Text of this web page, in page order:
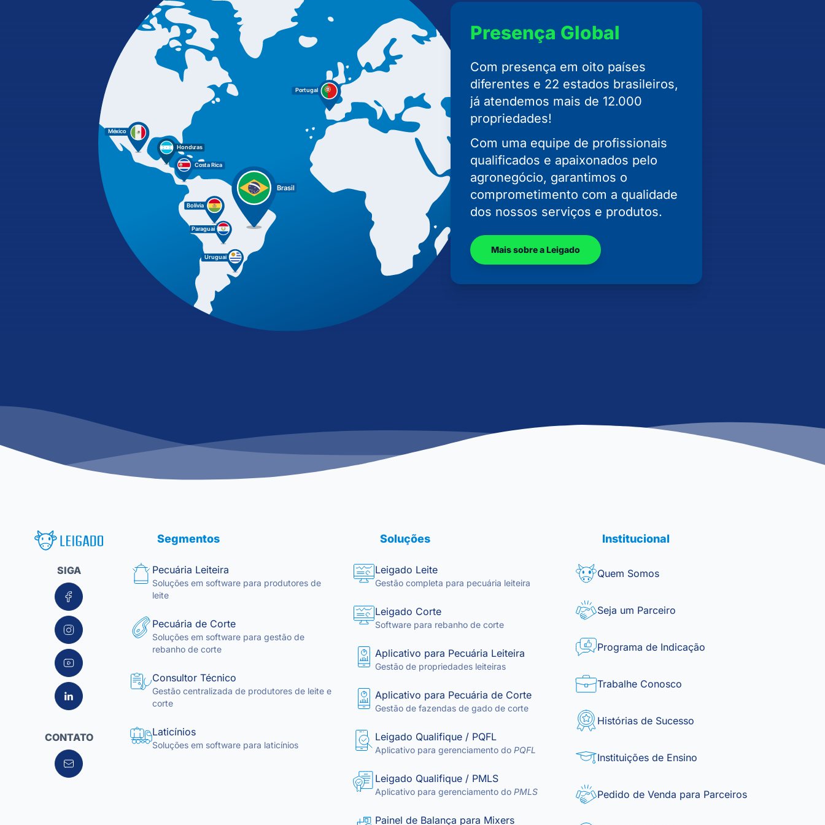
Presença Global
Com presença em oito países
diferentes e 22 estados brasileiros,
já atendemos mais de 12.000
propriedades!
Com uma equipe de profissionais
qualificados e apaixonados pelo
agronegócio, garantimos o
comprometimento com a qualidade
dos nossos serviços e produtos.
Mais sobre a Leigado
Leigado Tecnologia para Pecuária
SIGA
CONTATO
Segmentos
Pecuária Leiteira
Soluções em software para produtores de
leite
Pecuária de Corte
Soluções em software para gestão de
rebanho de corte
Consultor Técnico
Gestão centralizada de produtores de leite e
corte
Laticínios
Soluções em software para laticínios
Soluções
Leigado Leite
Gestão completa para pecuária leiteira
Leigado Corte
Software para rebanho de corte
Aplicativo para Pecuária Leiteira
Gestão de propriedades leiteiras
Aplicativo para Pecuária de Corte
Gestão de fazendas de gado de corte
Leigado Qualifique / PQFL
Aplicativo para gerenciamento do PQFL
Leigado Qualifique / PMLS
Aplicativo para gerenciamento do PMLS
Painel de Balança para Mixers
Institucional
Quem Somos
Seja um Parceiro
Programa de Indicação
Trabalhe Conosco
Histórias de Sucesso
Instituições de Ensino
Pedido de Venda para Parceiros